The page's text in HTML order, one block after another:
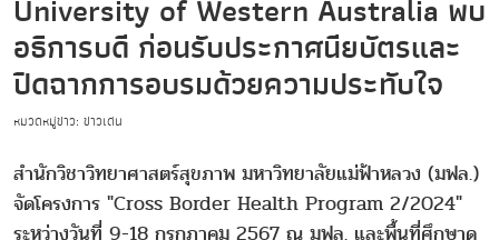
University of Western Australia พบ
อธิการบดี ก่อนรับประกาศนียบัตรและ
ปิดฉากการอบรมด้วยความประทับใจ
หมวดหมู่ข่าว: ข่าวเด่น
สำนักวิชาวิทยาศาสตร์สุขภาพ มหาวิทยาลัยแม่ฟ้าหลวง (มฟล.)
จัดโครงการ "Cross Border Health Program 2/2024"
ระหว่างวันที่ 9-18 กรกฎาคม 2567 ณ มฟล. และพื้นที่ศึกษาดู